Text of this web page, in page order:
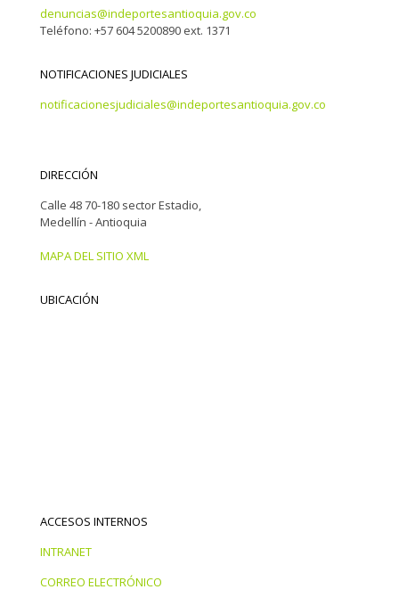
denuncias@indeportesantioquia.gov.co
Teléfono: +57 604 5200890 ext. 1371
NOTIFICACIONES JUDICIALES
notificacionesjudiciales@indeportesantioquia.gov.co
DIRECCIÓN
Calle 48 70-180 sector Estadio,
Medellín - Antioquia
MAPA DEL SITIO XML
UBICACIÓN
ACCESOS INTERNOS
INTRANET
CORREO ELECTRÓNICO